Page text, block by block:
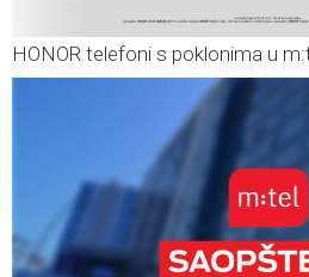
HONOR telefoni s poklonima u